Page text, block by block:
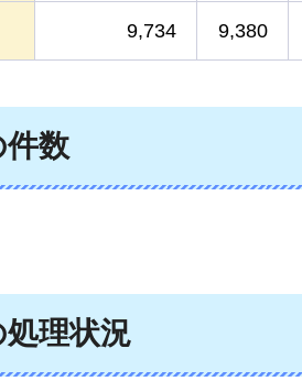
9,734 9,380
数
理状況